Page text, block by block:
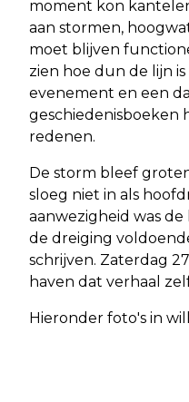
moment kon
aan stormen,
moet blijven
zien hoe dun de lijn
evenement en een
geschiedenisboeken
redenen.
De storm bleef
sloeg niet in als
aanwezigheid was de
de dreiging
schrijven. Zaterdag
haven dat verhaal
Hieronder foto's in